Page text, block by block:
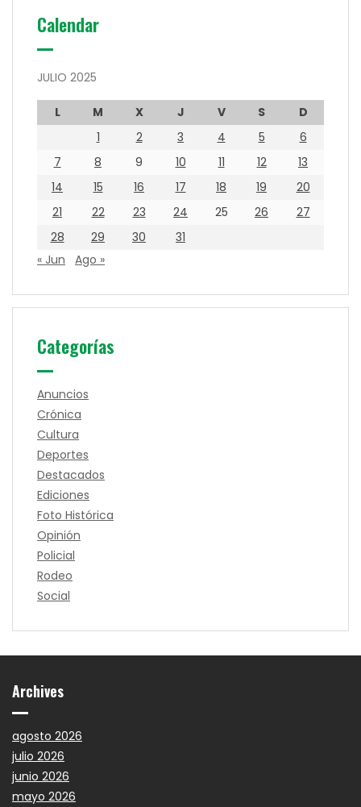
Calendar
JULIO 2025
L M X J V S
D
1
2 3 4 5
6
7
8 9 10 11 12
13
14
15 16 17 18 19
20
21
22 23 24 25 26
27
28
29 30
31
« Jun
Ago »
Categorías
Anuncios
Crónica
Cultura
Deportes
Destacados
Ediciones
Foto Histórica
Opinión
Policial
Rodeo
Social
Archives
agosto 2026
julio 2026
junio 2026
mayo 2026